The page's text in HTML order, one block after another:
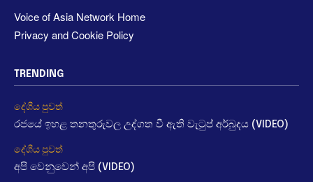
Voice of Asia Network Home
Privacy and Cookie Policy
TRENDING
දේශීය පුවත්
රජයේ ඉහළ තනතුරුවල උද්ගත වී ඇති වැටුප් අර්බුදය (VIDEO)
දේශීය පුවත්
අපි වෙනුවෙන් අපි (VIDEO)